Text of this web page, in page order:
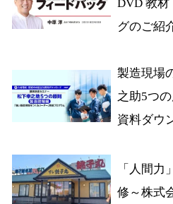
DVD 教材
グのご紹
製造現場
之助5つ
資料ダウ
「人間力
修～株式